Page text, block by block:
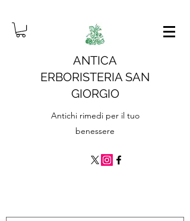
ANTICA
ERBORISTERIA SAN
GIORGIO
Antichi rimedi per il tuo
benessere